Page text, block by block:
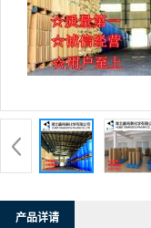
产品详请